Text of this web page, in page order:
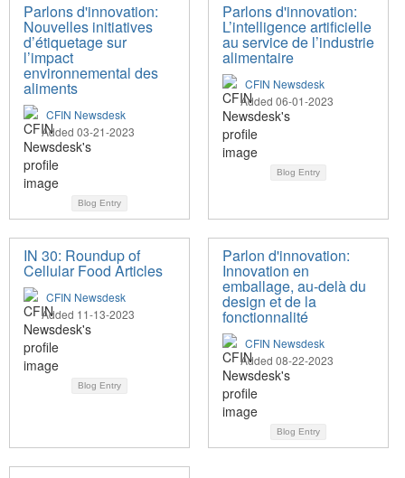
Parlons d'innovation:
Nouvelles initiatives
d’étiquetage sur
l’impact
environnemental des
aliments
CFIN Newsdesk
Added 03-21-2023
Blog Entry
Parlons d'innovation:
L’intelligence artificielle
au service de l’industrie
alimentaire
CFIN Newsdesk
Added 06-01-2023
Blog Entry
IN 30: Roundup of
Cellular Food Articles
CFIN Newsdesk
Added 11-13-2023
Blog Entry
Parlon d'innovation:
Innovation en
emballage, au-delà du
design et de la
fonctionnalité
CFIN Newsdesk
Added 08-22-2023
Blog Entry